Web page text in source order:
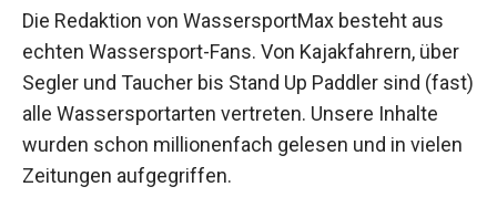
Die Redaktion von WassersportMax besteht aus
echten Wassersport-Fans. Von Kajakfahrern, über
Segler und Taucher bis Stand Up Paddler sind (fast)
alle Wassersportarten vertreten. Unsere Inhalte
wurden schon millionenfach gelesen und in vielen
Zeitungen aufgegriffen.